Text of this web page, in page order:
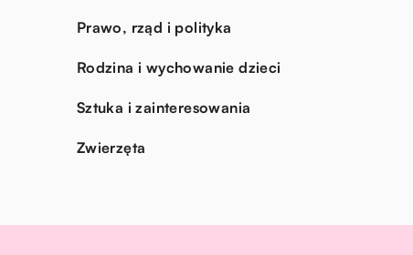
Prawo, rząd i polityka
Rodzina i wychowanie dzieci
Sztuka i zainteresowania
Zwierzęta